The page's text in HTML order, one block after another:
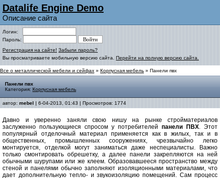
Datalife Engine Demo
Описание сайта
Логин:
Пароль:
Регистрация на сайте! Забыли пароль?
Вы просматриваете мобильную версию сайта. Перейти на полную версию сайта.
Все о металлической мебели и сейфах » Корпусная мебель » Панели пвх
Панели пвх
Категория: Корпусная мебель
автор: mebel | 6-04-2013, 01:43 | Просмотров: 1774
Давно и уверенно заняли свою нишу на рынке стройматериалов
заслуженно пользующиеся спросом у потребителей панели ПВХ. Этот
популярный отделочный материал применяется как в жилых, так и в
общественных, промышленных сооружениях, чрезвычайно легко
монтируется, отделкой могут заниматься даже неспециалисты. Важно
только смонтировать обрешетку, а далее панели закрепляются на ней
обычными шурупами или же клеем. Образовавшееся пространство между
стеной и панелями обычно заполняют изоляционными материалами, что
дает дополнительную тепло- и звукоизоляцию помещений. Сам процесс